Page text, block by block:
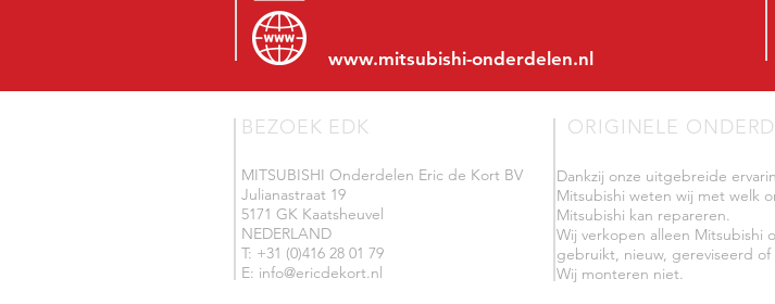
www.mitsubishi-onderdelen.nl
BEZOEK EDK
MITSUBISHI Onderdelen Eric de Kort BV
Julianastraat 19
5171 GK Kaatsheuvel
NEDERLAND
T: +31 (0)416 28 01 79
E: info@ericdekort.nl
ORIGINELE
Dankzij onze uitgebreide
Mitsubishi weten wij met welk
Mitsubishi kan repareren.
Wij verkopen alleen Mitsubishi
gebruikt, nieuw, gereviseerd of
Wij monteren niet.